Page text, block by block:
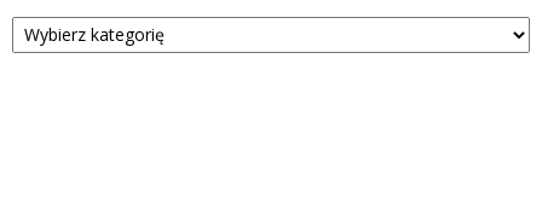
Kategorie